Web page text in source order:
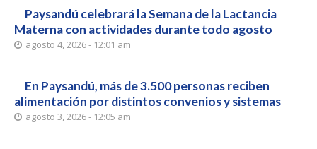
Paysandú celebrará la Semana de la Lactancia
Materna con actividades durante todo agosto
agosto 4, 2026 - 12:01 am
En Paysandú, más de 3.500 personas reciben
alimentación por distintos convenios y sistemas
agosto 3, 2026 - 12:05 am